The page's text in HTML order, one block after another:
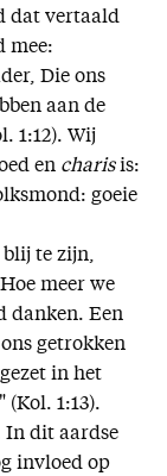
dat vertaald
mee:
Die ons
aan de
1:12). Wij
en charisis:
goeie
blij te zijn,
meer we
danken. Een
getrokken
in het
1:13).
In dit aardse
invloed op